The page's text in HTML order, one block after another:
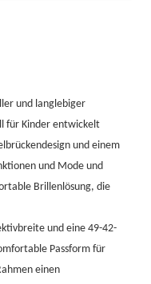
und langlebiger
für Kinder entwickelt
und einem
und Mode und
Brillenlösung, die
und eine 49-42-
Passform für
einen